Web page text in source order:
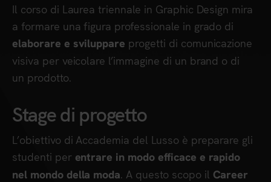
Il corso di Laurea triennale in Graphic Design mira
a formare una figura professionale in grado di
elaborare e sviluppare progetti di comunicazione
visiva per veicolare l’immagine di un brand o di
un prodotto.
Stage di progetto
L’obiettivo di Accademia del Lusso è preparare gli
studenti per entrare in modo efficace e rapido
nel mondo della moda. A questo scopo il Career